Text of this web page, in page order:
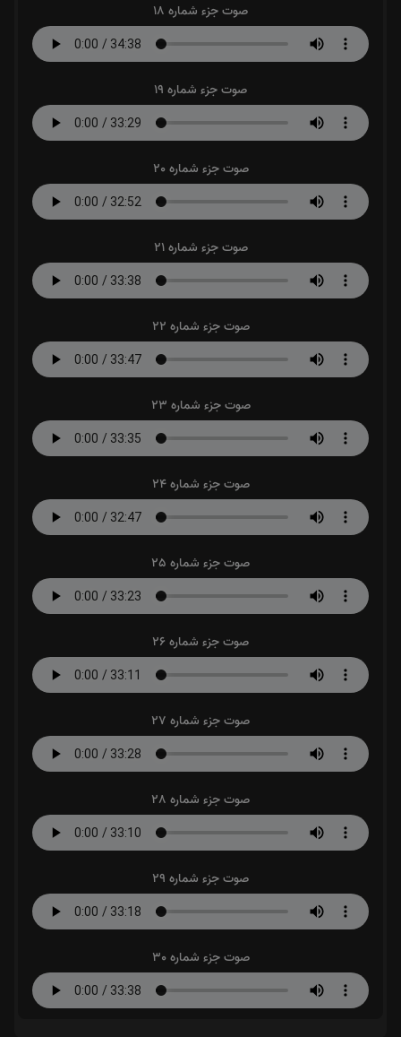
صوت جزء شماره 18
صوت جزء شماره 19
صوت جزء شماره 20
صوت جزء شماره 21
صوت جزء شماره 22
صوت جزء شماره 23
صوت جزء شماره 24
صوت جزء شماره 25
صوت جزء شماره 26
صوت جزء شماره 27
صوت جزء شماره 28
صوت جزء شماره 29
صوت جزء شماره 30